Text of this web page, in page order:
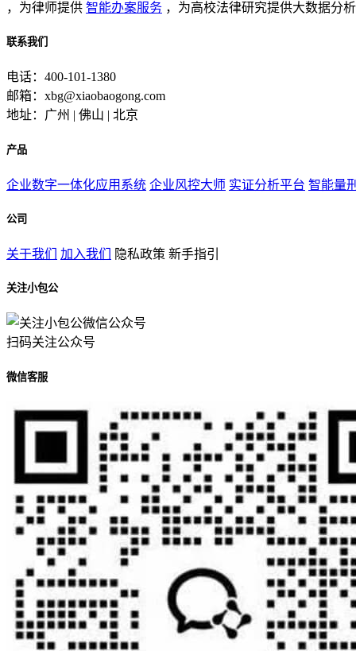
，为律师提供 智能办案服务 ，为高校法律研究提供大数据分
联系我们
电话：400-101-1380
邮箱：xbg@xiaobaogong.com
地址：广州 | 佛山 | 北京
产品
企业数字一体化应用系统 企业风控大师 实证分析平台 智能量
公司
关于我们 加入我们 隐私政策 新手指引
关注小包公
扫码关注公众号
微信客服